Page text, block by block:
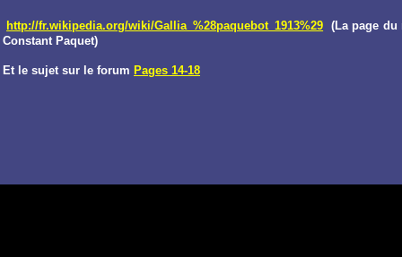
http://fr.wikipedia.org/wiki/Gallia_%28paquebot_1913%29
(La page
Constant Paquet)
Et le sujet sur le forum Pages 14-18